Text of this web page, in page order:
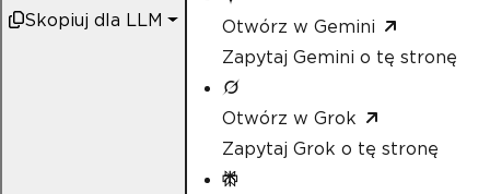
Skopiuj dla LLM
Otwórz w Gemini
Zapytaj Gemini o tę stronę
Otwórz w Grok
Zapytaj Grok o tę stronę